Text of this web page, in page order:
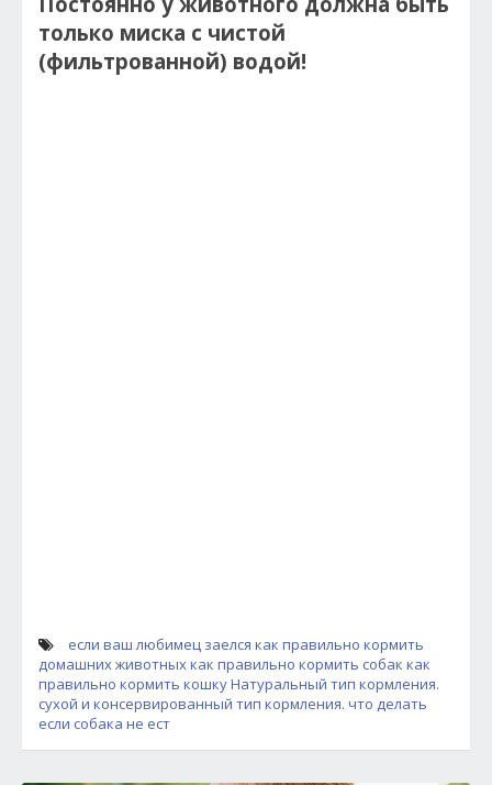
только миска с чистой
(фильтрованной) водой!
если ваш любимец заелся как правильно кормить
домашних животныхкак правильно кормить собак как
правильно кормить кошкуНатуральный тип кормления.
сухой и консервированный тип кормления. что делать
если собака не ест